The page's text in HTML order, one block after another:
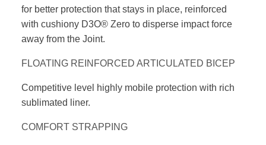
for better protection that stays in place, reinforced
with cushiony D3O® Zero to disperse impact force
away from the Joint.
FLOATING REINFORCED ARTICULATED BICEP
Competitive level highly mobile protection with rich
sublimated liner.
COMFORT STRAPPING